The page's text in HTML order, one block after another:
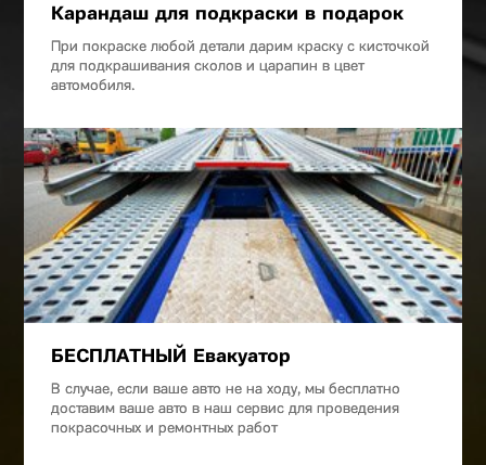
Карандаш для подкраски в подарок
При покраске любой детали дарим краску с кисточкой
для подкрашивания сколов и царапин в цвет
автомобиля.
БЕСПЛАТНЫЙ Евакуатор
В случае, если ваше авто не на ходу, мы бесплатно
доставим ваше авто в наш сервис для проведения
покрасочных и ремонтных работ